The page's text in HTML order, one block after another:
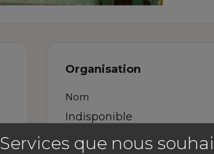
Organisation
Nom
Indisponible
Téléphone portable
Services que nous